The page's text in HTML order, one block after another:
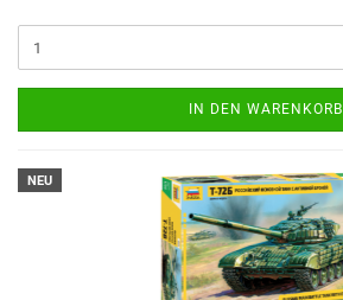
IN DEN WARENKORB
NEU